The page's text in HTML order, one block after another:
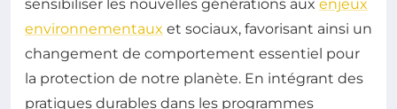
sensibiliser les nouvelles générations aux enjeux
environnementaux et sociaux, favorisant ainsi un
changement de comportement essentiel pour
la protection de notre planète. En intégrant des
pratiques durables dans les programmes